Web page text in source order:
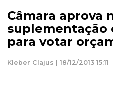
Câmara aprova
suplementação
para votar
Kleber Clajus | 18/12/2013 15:11